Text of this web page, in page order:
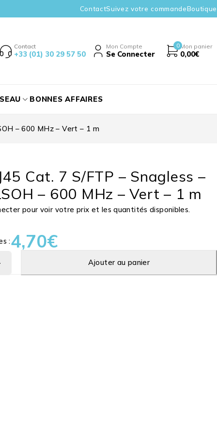
ContactSuivez votre commandeBoutique
Contact
+33 (01) 30 29 57 50
Mon Compte
Se Connecter
0 Mon panier
0,00€
BONNES AFFAIRES
– 600 MHz – Vert – 1 m
Cat. 7 S/FTP – Snagless –
– 600 MHz – Vert – 1 m
pour voir votre prix et les quantités disponibles.
:4,70€
Ajouter au panier